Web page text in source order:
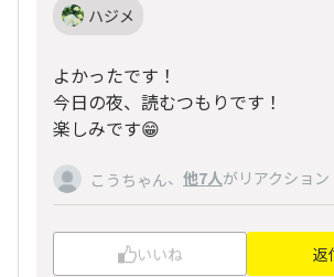
ハジメ
よかったです！
今日の夜、読むつもりです！
楽しみです😁
こうちゃん、 他7人がリアクション
いいね 返